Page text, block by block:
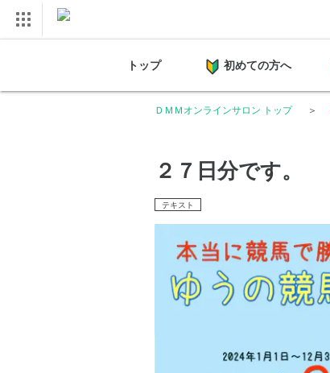
トップ 初めての方へ
ＤＭＭオンラインサロン トップ
２７日分です。
テキスト